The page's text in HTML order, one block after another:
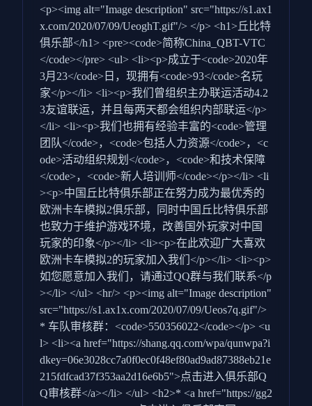
<p><img alt="Image description" src="https://s1.ax1
x.com/2020/07/09/UeoghT.gif"/> </p> <h1>丘比特
俱乐部</h1> <pre><code>简称China_QBT-VTC
</code></pre> <ul> <li><p>成立于<code>2020年
3月23</code>日，现拥有<code>93</code>名玩
家</p></li> <li><p>我们曾组织主办联运活动4.2
3友谊联运，并且每两天都会组织内部联运</p>
</li> <li><p>我们也拥有经验丰富的<code>管理
团队</code>，<code>包括人力资源</code>，<c
ode>活动组织规划</code>，<code>和技术保障
</code>，<code>新人培训师</code></p></li> <li
><p>中国丘比特俱乐部正在努力成为最优秀的
欧洲卡车模拟2俱乐部，同时中国丘比特俱乐部
也致力于维护游戏环境，改善国外玩家对中国
玩家的印象</p></li> <li><p>在此欢迎广大喜欢
欧洲卡车模拟2的玩家加入我们</p></li> <li><p>
如您愿意加入我们，请通过QQ群与我们联系</p
></li> </ul> <hr/> <p><img alt="Image description"
src="https://s1.ax1x.com/2020/07/09/Ueos7q.gif"/>
* 车队审核群：<code>550356022</code></p> <u
l> <li><a href="https://shang.qq.com/wpa/qunwpa?i
dkey=06e3028cc7a0f0ec0f48ef80ad9ad87388eb21e
215fdfcad37f353aa2d16e6b5">点击进入俱乐部Q
Q审核群</a></li> </ul> <h2>* <a href="https://gg2